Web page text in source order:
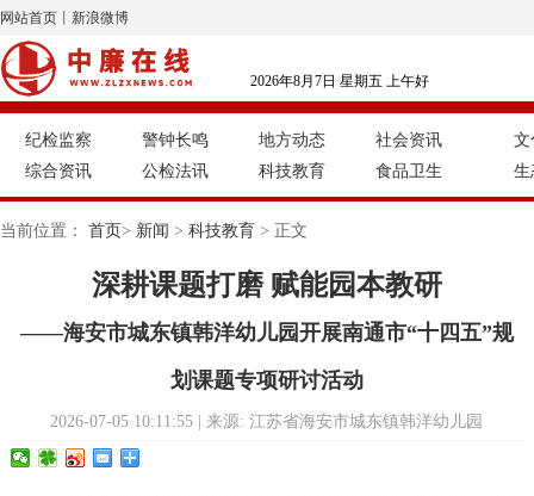
网站首页 新浪微博
2026年8月7日 星期五 上午好
纪检监察 警钟长鸣 地方动态
社会资讯
综合资讯
公检法讯 科技教育 食品卫生
文
生
当前位置： 首页> 新闻 > 科技教育 > 正文
深耕课题打磨 赋能园本教研
——海安市城东镇韩洋幼儿园开展南通市“十四五”规
划课题专项研讨活动
2026-07-05 10:11:55 | 来源: 江苏省海安市城东镇韩洋幼儿园